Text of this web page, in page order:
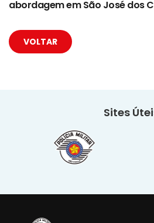
abordagem em São José dos
VOLTAR
Sites